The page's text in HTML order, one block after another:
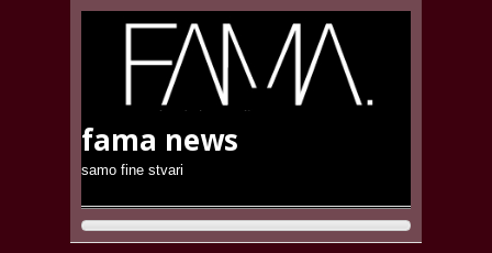
fama news
samo fine stvari